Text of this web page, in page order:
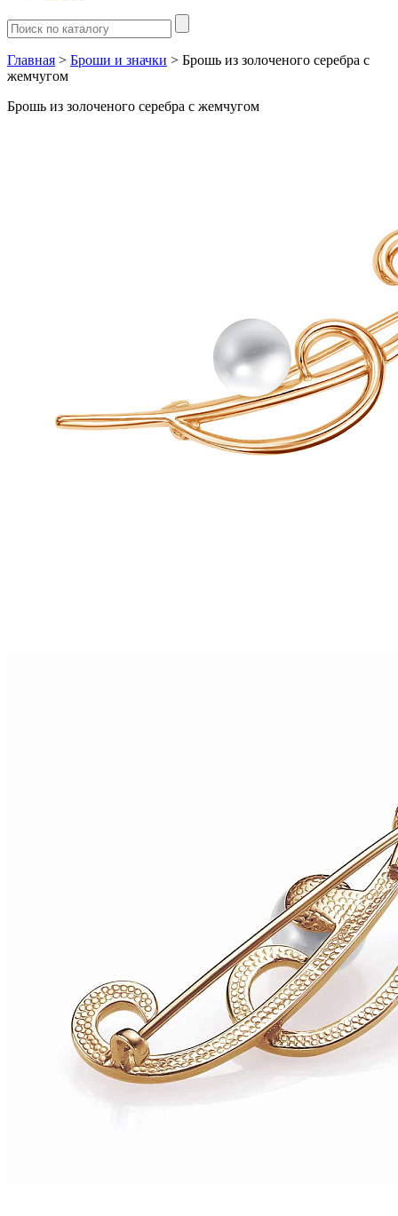
Главная > Броши и значки > Брошь из золоченого серебра с
жемчугом
Брошь из золоченого серебра с жемчугом